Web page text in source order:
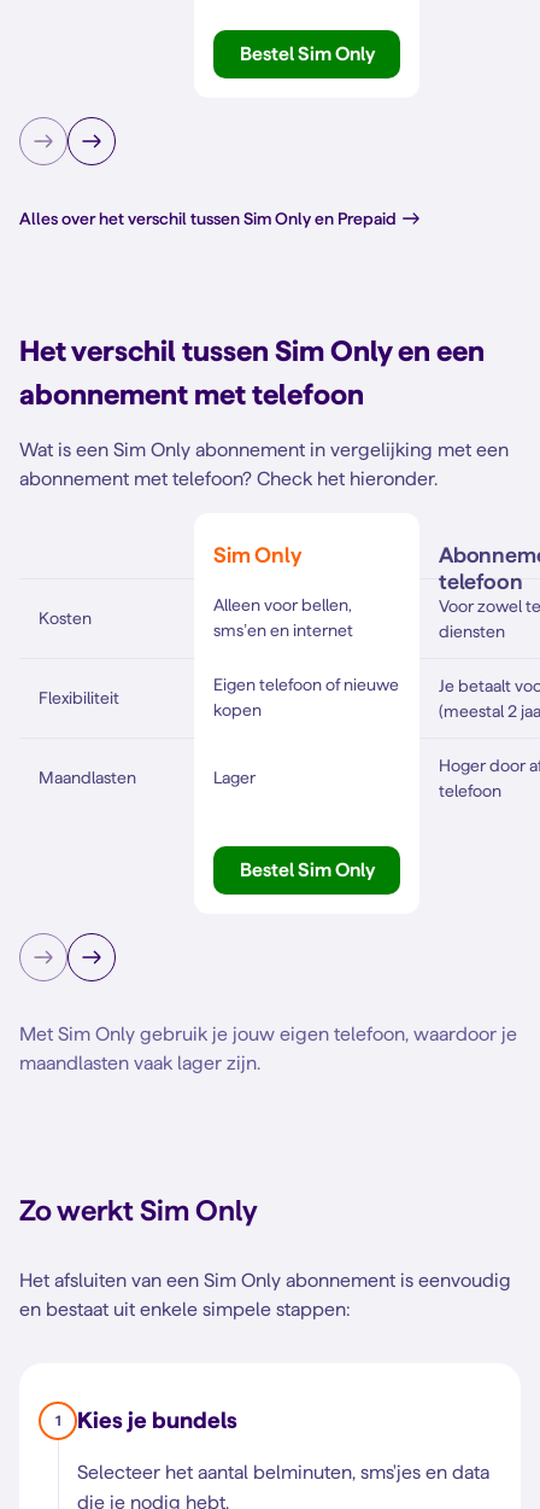
Bestel Sim Only
Alles over het verschil tussen Sim Only en Prepaid
Het verschil tussen Sim Only en een
abonnement met telefoon
Wat is een Sim Only abonnement in vergelijking met een
abonnement met telefoon? Check het hieronder.
Kosten
Flexibiliteit
Maandlasten
Sim Only
Alleen voor bellen,
sms’en en internet
Eigen telefoon of nieuwe
kopen
Lager
Bestel Sim Only
telefoon
Voor zowel
diensten
Je betaalt
(meestal 2
Hoger door
telefoon
Met Sim Only gebruik je jouw eigen telefoon, waardoor je
maandlasten vaak lager zijn.
Zo werkt Sim Only
Het afsluiten van een Sim Only abonnement is eenvoudig
en bestaat uit enkele simpele stappen:
1 Kies je bundels
Selecteer het aantal belminuten, sms'jes en data
die je nodig hebt.